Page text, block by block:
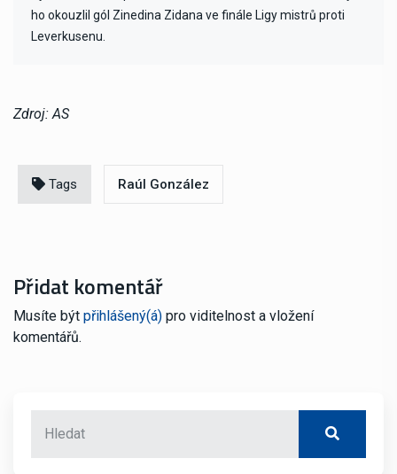
ho okouzlil gól Zinedina Zidana ve finále Ligy mistrů proti
Leverkusenu.
Zdroj: AS
Tags Raúl González
Přidat komentář
Musíte být přihlášený(á) pro viditelnost a vložení
komentářů.